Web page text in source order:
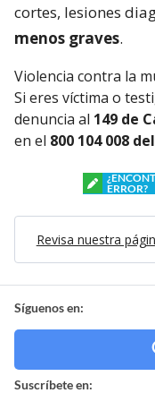
cortes, lesiones
menos graves.
Violencia contra la
Si eres víctima o
denuncia al 149 de
en el 800 104 008
ERROR?
Revisa nuestra
Síguenos en:
Suscríbete en: